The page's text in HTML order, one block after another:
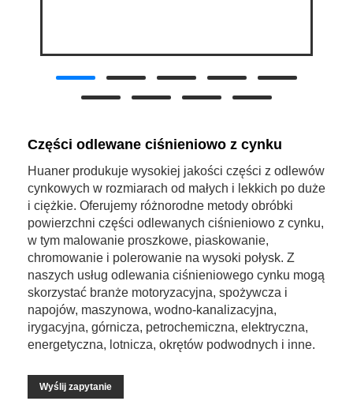
Części odlewane ciśnieniowo z cynku
Huaner produkuje wysokiej jakości części z odlewów
cynkowych w rozmiarach od małych i lekkich po duże
i ciężkie. Oferujemy różnorodne metody obróbki
powierzchni części odlewanych ciśnieniowo z cynku,
w tym malowanie proszkowe, piaskowanie,
chromowanie i polerowanie na wysoki połysk. Z
naszych usług odlewania ciśnieniowego cynku mogą
skorzystać branże motoryzacyjna, spożywcza i
napojów, maszynowa, wodno-kanalizacyjna,
irygacyjna, górnicza, petrochemiczna, elektryczna,
energetyczna, lotnicza, okrętów podwodnych i inne.
Wyślij zapytanie